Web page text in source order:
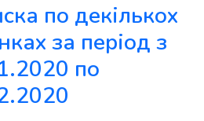
по декількох
за період з
по